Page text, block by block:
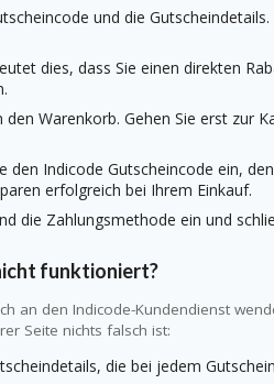
und die
dies, dass Sie einen direkten
Warenkorb. Gehen Sie erst zur
den Indicode Gutscheincode ein,
erfolgreich bei Ihrem Einkauf.
die Zahlungsmethode ein und
funktioniert?
an den Indicode-Kundendienst
Seite nichts falsch ist:
die bei jedem